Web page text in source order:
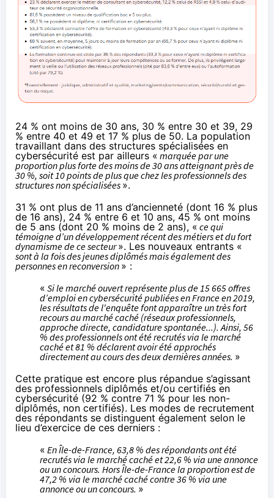
24 % ont moins de 30 ans, 30 % entre 30 et 39, 29
% entre 40 et 49 et 17 % plus de 50. La population
travaillant dans des structures spécialisées en
cybersécurité est par ailleurs « marquée par une
proportion plus forte des moins de 30 ans atteignant près de
30 %, soit 10 points de plus que chez les professionnels des
structures non spécialisées ».
31 % ont plus de 11 ans d’ancienneté (dont 16 % plus
de 16 ans), 24 % entre 6 et 10 ans, 45 % ont moins
de 5 ans (dont 20 % moins de 2 ans), « ce qui
témoigne d’un développement récent des métiers et du fort
dynamisme de ce secteur». Les nouveaux entrants «
sont à la fois des jeunes diplômés mais également des
personnes en reconversion » :
« Si le marché ouvert représente plus de 15 665 offres
d’emploi en cybersécurité publiées en France en 2019,
les résultats de l'enquête font apparaître un très fort
recours au marché caché (réseaux professionnels,
approche directe, candidature spontanée...). Ainsi, 56
% des professionnels ont été recrutés via le marché
caché et 81 % déclarent avoir été approchés
directement au cours des deux dernières années. »
Cette pratique est encore plus répandue s’agissant
des professionnels diplômés et/ou certifiés en
cybersécurité (92 % contre 71 % pour les non-
diplômés, non certifiés). Les modes de recrutement
des répondants se distinguent également selon le
lieu d’exercice de ces derniers :
« En Île-de-France, 63,8 % des répondants ont été
recrutés via le marché caché et 22,6 % via une annonce
ou un concours. Hors Île-de-France la proportion est de
47,2 % via le marché caché contre 36 % via une
annonce ou un concours. »